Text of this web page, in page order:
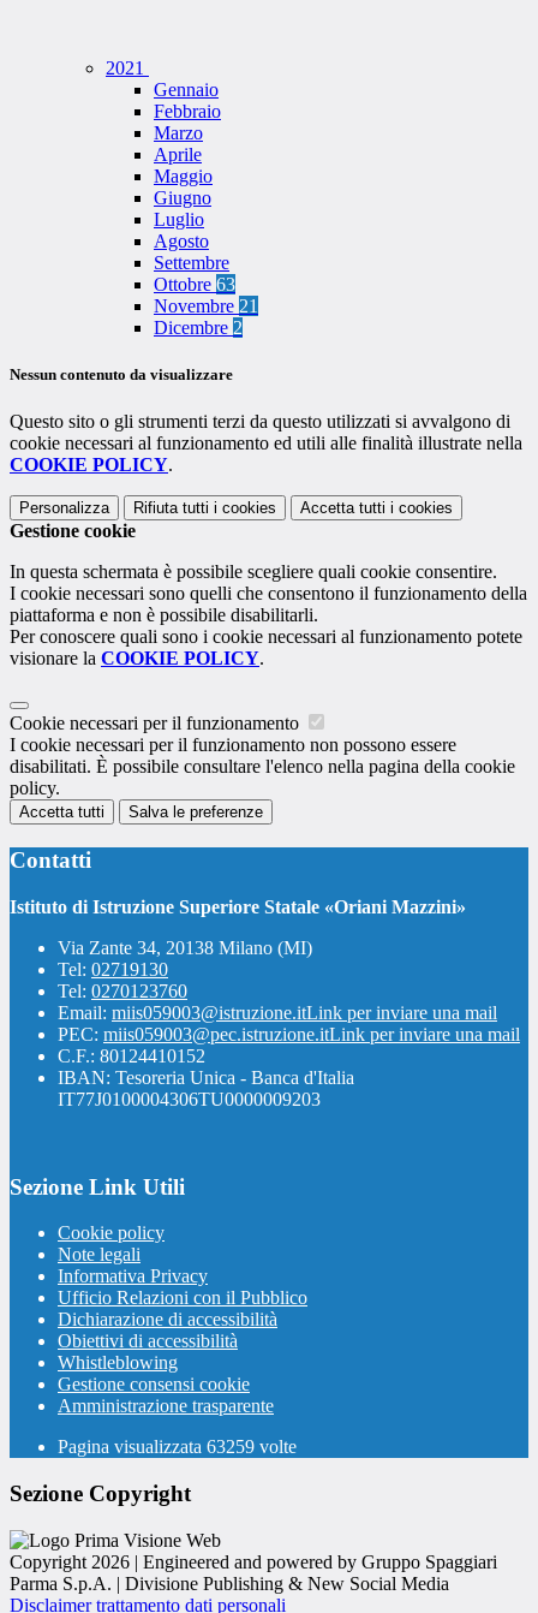
2021
Gennaio
Febbraio
Marzo
Aprile
Maggio
Giugno
Luglio
Agosto
Settembre
Ottobre 63
Novembre 21
Dicembre 2
Nessun contenuto da visualizzare
Questo sito o gli strumenti terzi da questo utilizzati si avvalgono di
cookie necessari al funzionamento ed utili alle finalità illustrate nella
COOKIE POLICY.
Personalizza Rifiuta tutti i cookies Accetta tutti i cookies
Gestione cookie
In questa schermata è possibile scegliere quali cookie consentire.
I cookie necessari sono quelli che consentono il funzionamento della
piattaforma e non è possibile disabilitarli.
Per conoscere quali sono i cookie necessari al funzionamento potete
visionare la COOKIE POLICY.
Cookie necessari per il funzionamento
I cookie necessari per il funzionamento non possono essere
disabilitati. È possibile consultare l'elenco nella pagina della cookie
policy.
Accetta tutti Salva le preferenze
Contatti
Istituto di Istruzione Superiore Statale «Oriani Mazzini»
Via Zante 34, 20138 Milano (MI)
Tel: 02719130
Tel: 0270123760
Email: miis059003@istruzione.itLink per inviare una mail
PEC: miis059003@pec.istruzione.itLink per inviare una mail
C.F.: 80124410152
IBAN: Tesoreria Unica - Banca d'Italia
IT77J0100004306TU0000009203
Sezione Link Utili
Cookie policy
Note legali
Informativa Privacy
Ufficio Relazioni con il Pubblico
Dichiarazione di accessibilità
Obiettivi di accessibilità
Whistleblowing
Gestione consensi cookie
Amministrazione trasparente
Pagina visualizzata 63259 volte
Sezione Copyright
Copyright 2026 | Engineered and powered by Gruppo Spaggiari
Parma S.p.A. | Divisione Publishing & New Social Media
Disclaimer trattamento dati personali